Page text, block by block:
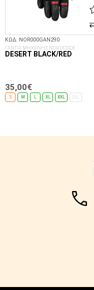
ΚΩΔ. NOR000GAN290
ΓΑΝΤΙΑ ΜΗΧΑΝΗΣ NORDCODE
DESERT BLACK/RED
35,00€
S M L XL XXL 3XL